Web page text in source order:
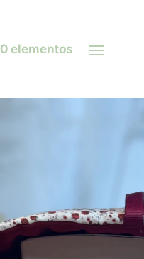
0 elementos